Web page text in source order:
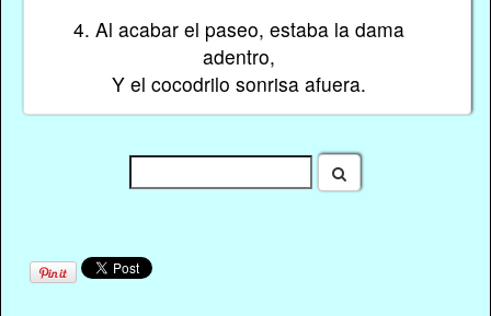
4. Al acabar el paseo, estaba la dama
adentro,
Y el cocodrilo sonrisa afuera.